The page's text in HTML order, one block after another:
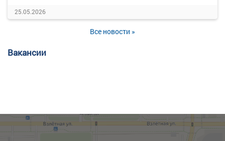
25.05.2026
Все новости »
Вакансии